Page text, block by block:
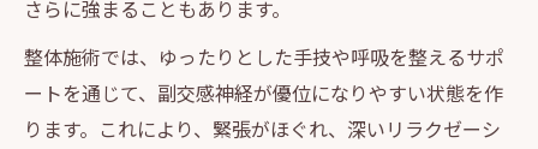
さらに強まることもあります。
整体施術では、ゆったりとした手技や呼吸を整えるサポ
ートを通じて、副交感神経が優位になりやすい状態を作
ります。これにより、緊張がほぐれ、深いリラクゼーシ